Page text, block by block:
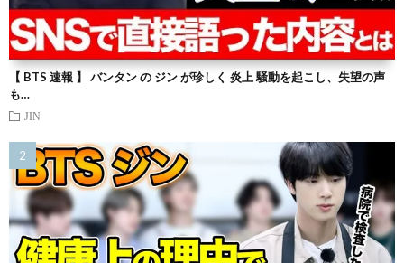
【 BTS 速報 】 バンタン の ジン が珍しく 炎上 騒動を起こし、失望の声
も…
JIN